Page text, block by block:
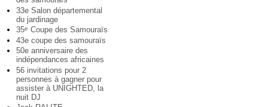
33e Salon départemental
du jardinage
35e Coupe des Samouraïs
43e coupe des samouraïs
50e anniversaire des
indépendances africaines
56 invitations pour 2
personnes à gagner pour
assister à UNIGHTED, la
nuit DJ